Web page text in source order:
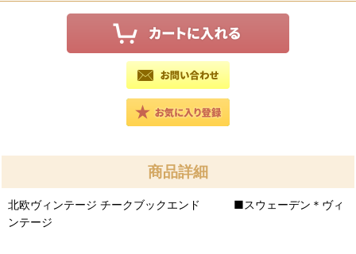
商品詳細
北欧ヴィンテージ チークブックエンド ■スウェーデン＊ヴィ
ンテージ